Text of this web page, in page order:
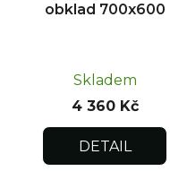
obklad 700x600
Skladem
4 360 Kč
DETAIL